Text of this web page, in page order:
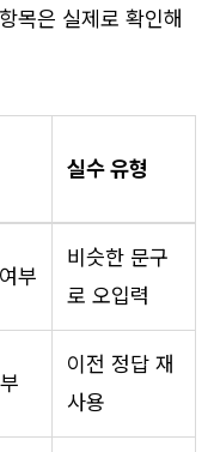
목은 실제로 확인해
실수 유형
부
비슷한 문구
로 오입력
이전 정답 재
사용